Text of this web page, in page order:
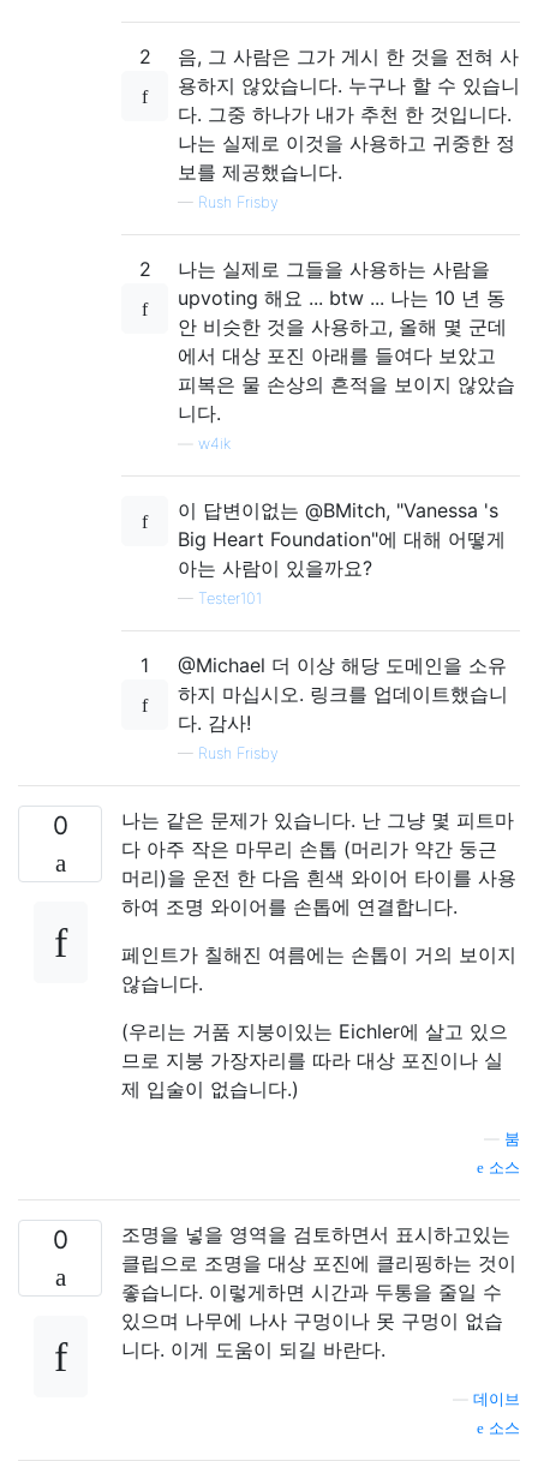
2
음, 그 사람은 그가 게시 한 것을 전혀 사
용하지 않았습니다. 누구나 할 수 있습니
다. 그중 하나가 내가 추천 한 것입니다.
나는 실제로 이것을 사용하고 귀중한 정
보를 제공했습니다.
— Rush Frisby
2
나는 실제로 그들을 사용하는 사람을
upvoting 해요 ... btw ... 나는 10 년 동
안 비슷한 것을 사용하고, 올해 몇 군데
에서 대상 포진 아래를 들여다 보았고
피복은 물 손상의 흔적을 보이지 않았습
니다.
w4ik
이 답변이없는 @BMitch, "Vanessa 's
Big Heart Foundation"에 대해 어떻게
아는 사람이 있을까요?
— Tester101
1
@Michael 더 이상 해당 도메인을 소유
하지 마십시오. 링크를 업데이트했습니
다. 감사!
— Rush Frisby
0
나는 같은 문제가 있습니다. 난 그냥 몇 피트마
다 아주 작은 마무리 손톱 (머리가 약간 둥근
머리)을 운전 한 다음 흰색 와이어 타이를 사용
하여 조명 와이어를 손톱에 연결합니다.
페인트가 칠해진 여름에는 손톱이 거의 보이지
않습니다.
(우리는 거품 지붕이있는 Eichler에 살고 있으
므로 지붕 가장자리를 따라 대상 포진이나 실
제 입술이 없습니다.)
붐
소스
0
조명을 넣을 영역을 검토하면서 표시하고있는
클립으로 조명을 대상 포진에 클리핑하는 것이
좋습니다. 이렇게하면 시간과 두통을 줄일 수
있으며 나무에 나사 구멍이나 못 구멍이 없습
니다. 이게 도움이 되길 바란다.
데이브
소스